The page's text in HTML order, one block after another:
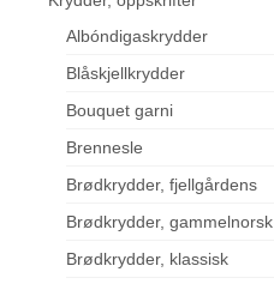
Albóndigaskrydder
Blåskjellkrydder
Bouquet garni
Brennesle
Brødkrydder, fjellgårdens
Brødkrydder, gammelnorsk
Brødkrydder, klassisk